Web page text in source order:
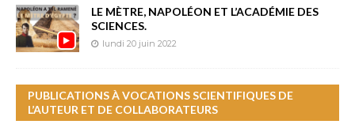
LE MÈTRE, NAPOLÉON ET L’ACADÉMIE DES
SCIENCES.
lundi 20 juin 2022
PUBLICATIONS À VOCATIONS SCIENTIFIQUES DE
L’AUTEUR ET DE COLLABORATEURS